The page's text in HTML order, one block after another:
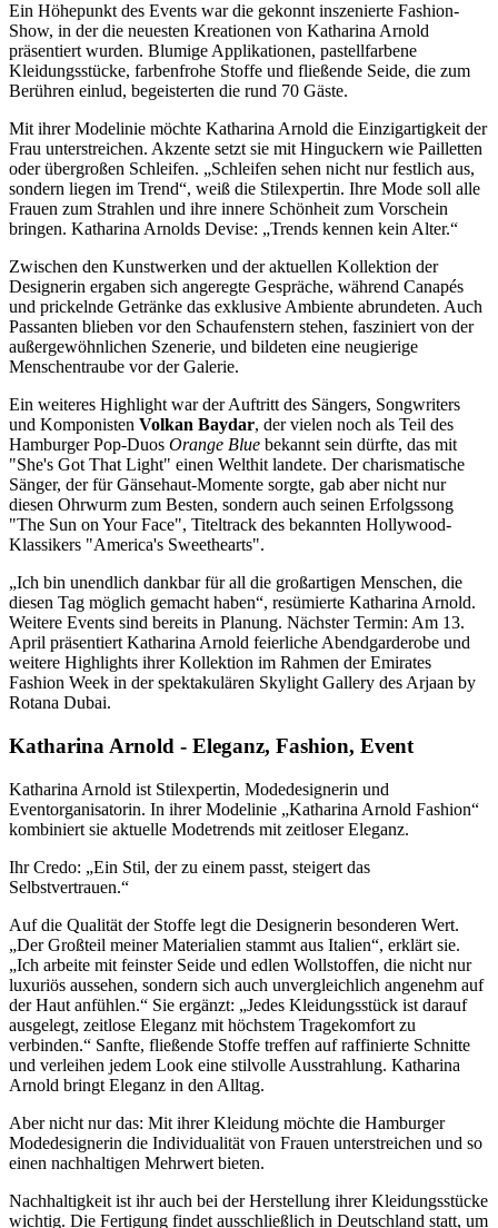
Ein Höhepunkt des Events war die gekonnt inszenierte Fashion-
Show, in der die neuesten Kreationen von Katharina Arnold
präsentiert wurden. Blumige Applikationen, pastellfarbene
Kleidungsstücke, farbenfrohe Stoffe und fließende Seide, die zum
Berühren einlud, begeisterten die rund 70 Gäste.
Mit ihrer Modelinie möchte Katharina Arnold die Einzigartigkeit der
Frau unterstreichen. Akzente setzt sie mit Hinguckern wie Pailletten
oder übergroßen Schleifen. „Schleifen sehen nicht nur festlich aus,
sondern liegen im Trend“, weiß die Stilexpertin. Ihre Mode soll alle
Frauen zum Strahlen und ihre innere Schönheit zum Vorschein
bringen. Katharina Arnolds Devise: „Trends kennen kein Alter.“
Zwischen den Kunstwerken und der aktuellen Kollektion der
Designerin ergaben sich angeregte Gespräche, während Canapés
und prickelnde Getränke das exklusive Ambiente abrundeten. Auch
Passanten blieben vor den Schaufenstern stehen, fasziniert von der
außergewöhnlichen Szenerie, und bildeten eine neugierige
Menschentraube vor der Galerie.
Ein weiteres Highlight war der Auftritt des Sängers, Songwriters
und Komponisten Volkan Baydar, der vielen noch als Teil des
Hamburger Pop-Duos Orange Blue bekannt sein dürfte, das mit
"She's Got That Light" einen Welthit landete. Der charismatische
Sänger, der für Gänsehaut-Momente sorgte, gab aber nicht nur
diesen Ohrwurm zum Besten, sondern auch seinen Erfolgssong
"The Sun on Your Face", Titeltrack des bekannten Hollywood-
Klassikers "America's Sweethearts".
„Ich bin unendlich dankbar für all die großartigen Menschen, die
diesen Tag möglich gemacht haben“, resümierte Katharina Arnold.
Weitere Events sind bereits in Planung. Nächster Termin: Am 13.
April präsentiert Katharina Arnold feierliche Abendgarderobe und
weitere Highlights ihrer Kollektion im Rahmen der Emirates
Fashion Week in der spektakulären Skylight Gallery des Arjaan by
Rotana Dubai.
Katharina Arnold - Eleganz, Fashion, Event
Katharina Arnold ist Stilexpertin, Modedesignerin und
Eventorganisatorin. In ihrer Modelinie „Katharina Arnold Fashion“
kombiniert sie aktuelle Modetrends mit zeitloser Eleganz.
Ihr Credo: „Ein Stil, der zu einem passt, steigert das
Selbstvertrauen.“
Auf die Qualität der Stoffe legt die Designerin besonderen Wert.
„Der Großteil meiner Materialien stammt aus Italien“, erklärt sie.
„Ich arbeite mit feinster Seide und edlen Wollstoffen, die nicht nur
luxuriös aussehen, sondern sich auch unvergleichlich angenehm auf
der Haut anfühlen.“ Sie ergänzt: „Jedes Kleidungsstück ist darauf
ausgelegt, zeitlose Eleganz mit höchstem Tragekomfort zu
verbinden.“ Sanfte, fließende Stoffe treffen auf raffinierte Schnitte
und verleihen jedem Look eine stilvolle Ausstrahlung. Katharina
Arnold bringt Eleganz in den Alltag.
Aber nicht nur das: Mit ihrer Kleidung möchte die Hamburger
Modedesignerin die Individualität von Frauen unterstreichen und so
einen nachhaltigen Mehrwert bieten.
Nachhaltigkeit ist ihr auch bei der Herstellung ihrer Kleidungsstücke
wichtig. Die Fertigung findet ausschließlich in Deutschland statt, um